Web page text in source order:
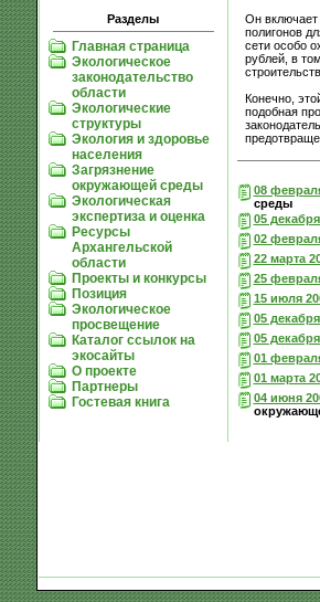
Разделы
Главная страница
Экологическое
законодательство
области
Экологические
структуры
Экология и здоровье
населения
Загрязнение
окружающей среды
Экологическая
экспертиза и оценка
Ресурсы
Архангельской
области
Проекты и конкурсы
Позиция
Экологическое
просвещение
Каталог ссылок на
экосайты
О проекте
Партнеры
Гостевая книга
Он включает
полигонов
сети особо
рублей, в
Конечно,
подобная
08
среды
05
02
22 марта
25
15 июля
05
05
01
01 марта
04 июня